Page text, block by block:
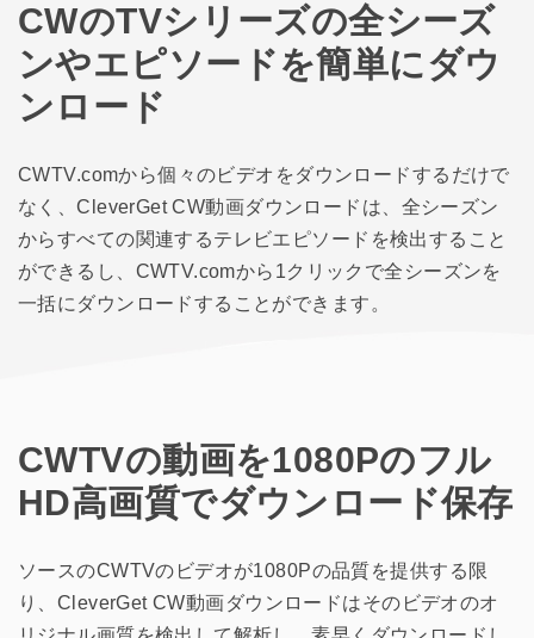
CWのTVシリーズの全シーズ
ンやエピソードを簡単にダウ
ンロード
CWTV.comから個々のビデオをダウンロードするだけで
なく、CleverGet CW動画ダウンロードは、全シーズン
からすべての関連するテレビエピソードを検出すること
ができるし、CWTV.comから1クリックで全シーズンを
一括にダウンロードすることができます。
CWTVの動画を1080Pのフル
HD高画質でダウンロード保存
ソースのCWTVのビデオが1080Pの品質を提供する限
り、CleverGet CW動画ダウンロードはそのビデオのオ